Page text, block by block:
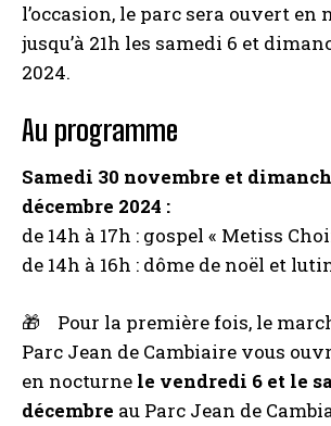
l’occasion, le parc sera ouvert en
jusqu’à 21h les samedi 6 et
2024.
Au programme
Samedi 30 novembre et
décembre 2024 :
de 14h à 17h : gospel « Metiss
de 14h à 16h : dôme de noël et
🎁ﾠPour la première fois, le
Parc Jean de Cambiaire vous
en nocturne le vendredi 6 et le
décembre au Parc Jean de